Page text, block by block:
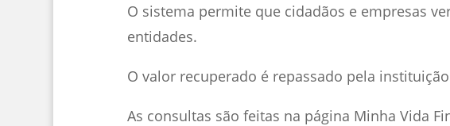
O sistema permite que cidadãos e empresas
entidades.
O valor recuperado é repassado pela
As consultas são feitas na página Minha Vida